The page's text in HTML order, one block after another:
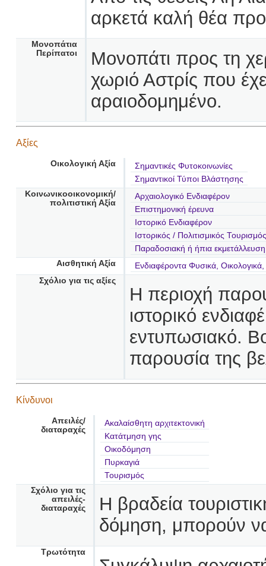
αρκετά καλή θέα
Μονοπάτια
Περίπατοι
Μονοπάτι προς τη
χωριό Αστρίς που
αραιοδομημένο.
Αξίες
Οικολογική Αξία
Σημαντικές Φυτοκοινωνίες
Σημαντικοί Τύποι Βλάστησης
Κοινωνικοοικονομική/
πολιτιστική Αξία
Αρχαιολογικό Ενδιαφέρον
Επιστημονική έρευνα
Ιστορικό Ενδιαφέρον
Ιστορικός / Πολιτισμικός Τουρισμός
Παραδοσιακή ή ήπια
Αισθητική Αξία
Ενδιαφέροντα Φυσικά,
Σχόλιο για τις αξίες
Η περιοχή
ιστορικό
εντυπωσιακό.
παρουσία της
Κίνδυνοι
Απειλές/
διαταραχές
Ακαλαίσθητη αρχιτεκτονική
Κατάτμηση γης
Οικοδόμηση
Πυρκαγιά
Τουρισμός
Σχόλιο για τις
απειλές-
διαταραχές
Η βραδεία
δόμηση, μπορούν να
Τρωτότητα